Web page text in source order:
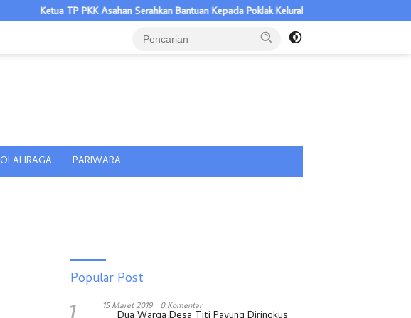
Ketua TP PKK Asahan Serahkan Bantuan Kepada Poklak Kelurahan Sentang
OLAHRAGA PARIWARA
Popular Post
15 Maret 2019 0 Komentar